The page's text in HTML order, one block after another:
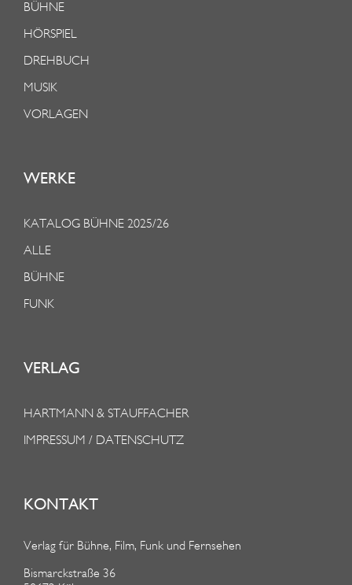
BÜHNE
HÖRSPIEL
DREHBUCH
MUSIK
VORLAGEN
WERKE
KATALOG BÜHNE 2025/26
ALLE
BÜHNE
FUNK
VERLAG
HARTMANN & STAUFFACHER
IMPRESSUM / DATENSCHUTZ
KONTAKT
Verlag für Bühne, Film, Funk und Fernsehen
Bismarckstraße 36